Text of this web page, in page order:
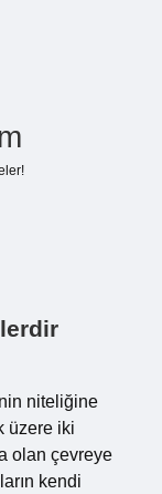
niteliğine
üzere iki
olan çevreye
kendi